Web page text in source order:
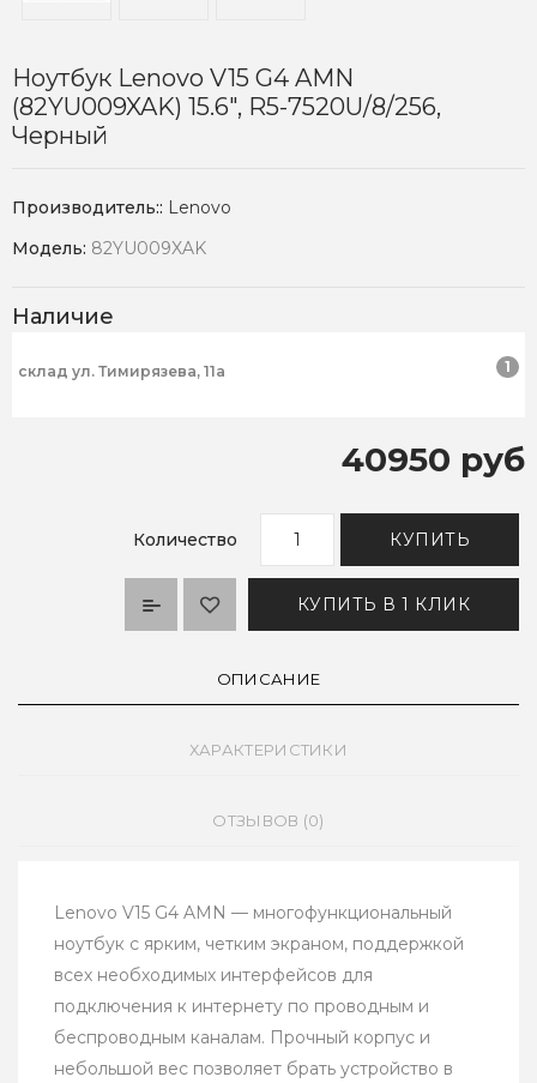
Ноутбук Lenovo V15 G4 AMN
(82YU009XAK) 15.6", R5-7520U/8/256,
Черный
Производитель:: Lenovo
Модель: 82YU009XAK
Наличие
склад ул. Тимирязева, 11а 1
40950 руб
Количество КУПИТЬ
КУПИТЬ В 1 КЛИК
ОПИСАНИЕ
ХАРАКТЕРИСТИКИ
ОТЗЫВОВ (0)
Lenovo V15 G4 AMN — многофункциональный
ноутбук с ярким, четким экраном, поддержкой
всех необходимых интерфейсов для
подключения к интернету по проводным и
беспроводным каналам. Прочный корпус и
небольшой вес позволяет брать устройство в